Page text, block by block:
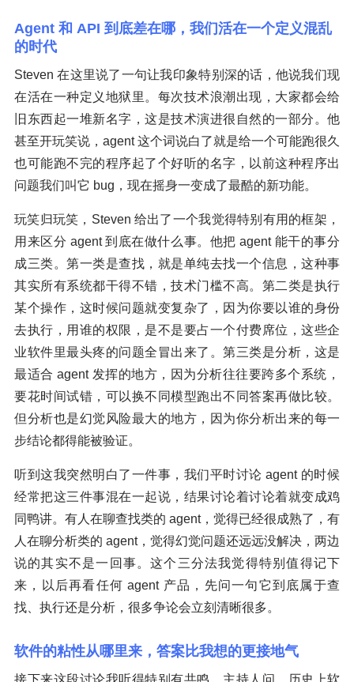
Agent 和 API 到底差在哪，我们活在一个定义混乱
的时代
Steven 在这里说了一句让我印象特别深的话，他说我们现
在活在一种定义地狱里。每次技术浪潮出现，大家都会给
旧东西起一堆新名字，这是技术演进很自然的一部分。他
甚至开玩笑说，agent 这个词说白了就是给一个可能跑很久
也可能跑不完的程序起了个好听的名字，以前这种程序出
问题我们叫它 bug，现在摇身一变成了最酷的新功能。
玩笑归玩笑，Steven 给出了一个我觉得特别有用的框架，
用来区分 agent 到底在做什么事。他把 agent 能干的事分
成三类。第一类是查找，就是单纯去找一个信息，这种事
其实所有系统都干得不错，技术门槛不高。第二类是执行
某个操作，这时候问题就变复杂了，因为你要以谁的身份
去执行，用谁的权限，是不是要占一个付费席位，这些企
业软件里最头疼的问题全冒出来了。第三类是分析，这是
最适合 agent 发挥的地方，因为分析往往要跨多个系统，
要花时间试错，可以换不同模型跑出不同答案再做比较。
但分析也是幻觉风险最大的地方，因为你分析出来的每一
步结论都得能被验证。
听到这我突然明白了一件事，我们平时讨论 agent 的时候
经常把这三件事混在一起说，结果讨论着讨论着就变成鸡
同鸭讲。有人在聊查找类的 agent，觉得已经很成熟了，有
人在聊分析类的 agent，觉得幻觉问题还远远没解决，两边
说的其实不是一回事。这个三分法我觉得特别值得记下
来，以后再看任何 agent 产品，先问一句它到底属于查
找、执行还是分析，很多争论会立刻清晰很多。
软件的粘性从哪里来，答案比我想的更接地气
接下来这段讨论我听得特别有共鸣。主持人问，历史上软